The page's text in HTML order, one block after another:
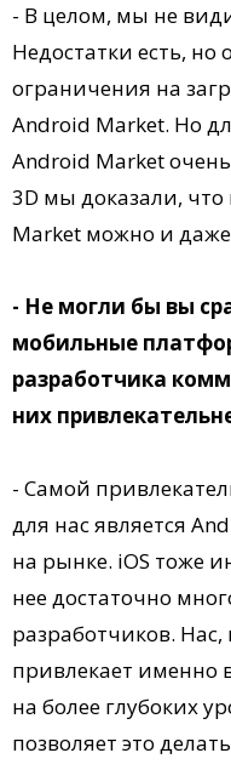
- В целом, мы не
Недостатки есть,
ограничения на
Android Market. Но
Android Market очень
3D мы доказали,
Market можно и
- Не могли бы вы
мобильные
разработчика
них
- Самой
для нас является
на рынке. iOS тоже
нее достаточно
разработчиков. Нас,
привлекает именно
на более глубоких
позволяет это